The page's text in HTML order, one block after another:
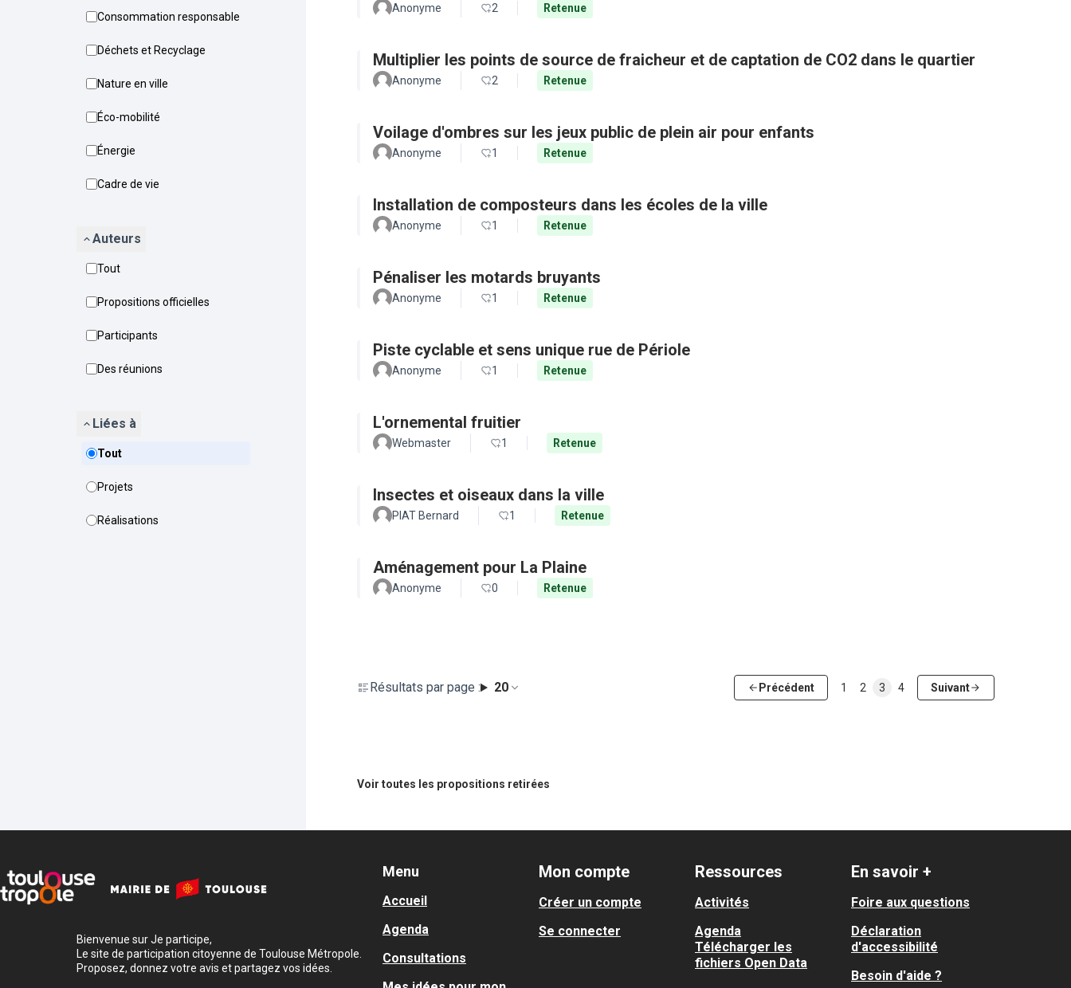
Consommation responsable
Déchets et Recyclage
Nature en ville
Éco-mobilité
Énergie
Cadre de vie
Auteurs
Tout
Propositions officielles
Participants
Des réunions
Liées à
Tout
Projets
Réalisations
Anonyme 2 Retenue
Multiplier les points de source de fraicheur et de captation de CO2 dans le quartier
Anonyme 2 Retenue
Voilage d'ombres sur les jeux public de plein air pour enfants
Anonyme 1 Retenue
Installation de composteurs dans les écoles de la ville
Anonyme 1 Retenue
Pénaliser les motards bruyants
Anonyme 1 Retenue
Piste cyclable et sens unique rue de Périole
Anonyme 1 Retenue
L'ornemental fruitier
Webmaster 1 Retenue
Insectes et oiseaux dans la ville
PIAT Bernard 1 Retenue
Aménagement pour La Plaine
Anonyme 0 Retenue
Résultats par page : 20 Précédent 1 2 3 4 Suivant
Voir toutes les propositions retirées
Bienvenue sur Je participe,
Le site de participation citoyenne de Toulouse Métropole.
Proposez, donnez votre avis et partagez vos idées.
Menu
Accueil
Agenda
Consultations
Mon compte
Créer un compte
Se connecter
Ressources
Activités
Agenda
Télécharger les
fichiers Open Data
En savoir +
Foire aux questions
Déclaration
d'accessibilité
Besoin d'aide ?